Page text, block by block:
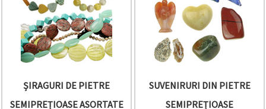
ȘIRAGURI DE PIETRE
SEMIPREȚIOASE ASORTATE
SUVENIRURI DIN PIETRE
SEMIPREȚIOASE